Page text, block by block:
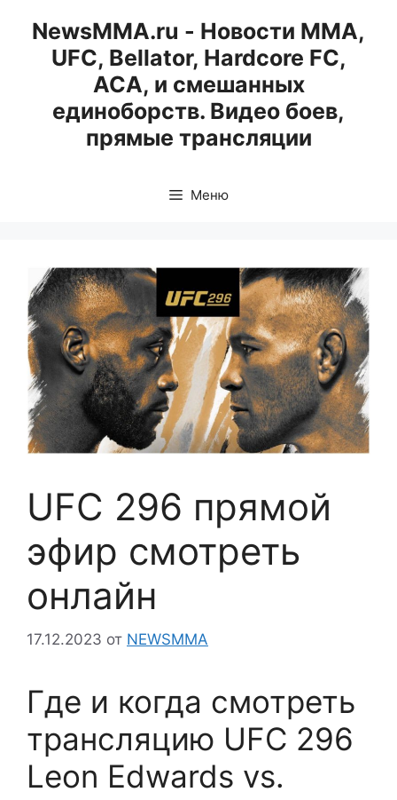
содержимому
NewsMMA.ru - Новости ММА,
UFC, Bellator, Hardcore FC,
ACA, и смешанных
единоборств. Видео боев,
прямые трансляции
Меню
UFC 296 прямой
эфир смотреть
онлайн
17.12.2023 от NEWSMMA
Где и когда смотреть
трансляцию UFC 296
Leon Edwards vs.